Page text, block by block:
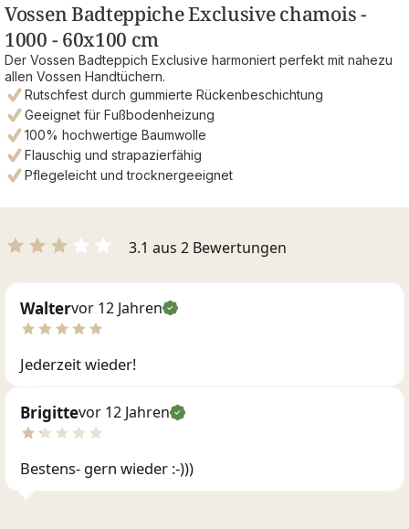
Vossen Badteppiche Exclusive chamois -
1000 - 60x100 cm
Der Vossen Badteppich Exclusive harmoniert perfekt mit nahezu
allen Vossen Handtüchern.
Rutschfest durch gummierte Rückenbeschichtung
Geeignet für Fußbodenheizung
100% hochwertige Baumwolle
Flauschig und strapazierfähig
Pflegeleicht und trocknergeeignet
3.1 aus 2 Bewertungen
Waltervor 12 Jahren
Jederzeit wieder!
Brigittevor 12 Jahren
Bestens- gern wieder :-)))